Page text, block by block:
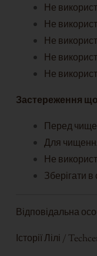
Не
Не
Не
Не
Не
Застереження
Перед
Для
Не
Зберігати
Відповідальна
Історії Лілі /